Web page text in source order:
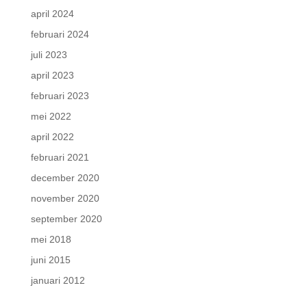
april 2024
februari 2024
juli 2023
april 2023
februari 2023
mei 2022
april 2022
februari 2021
december 2020
november 2020
september 2020
mei 2018
juni 2015
januari 2012